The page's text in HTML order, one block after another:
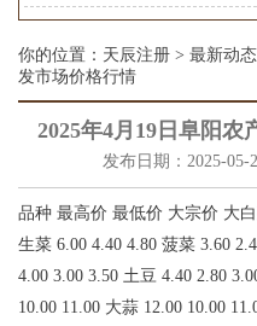
你的位置： 天辰注册 > 最新动态
发市场价格行情
2025年4月19日阜阳
发布日期：2025-
品种 最高价 最低价 大宗价 大
生菜 6.00 4.40 4.80 菠菜 3.60
4.00 3.00 3.50 土豆 4.40 2.80
10.00 11.00 大蒜 12.00 10.00